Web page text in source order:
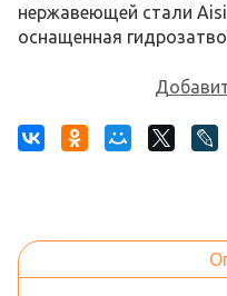
нержавеющей стали
оснащенная